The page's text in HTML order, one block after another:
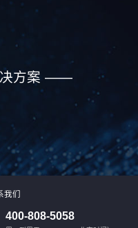
决方案 ——
我们
400-808-5058